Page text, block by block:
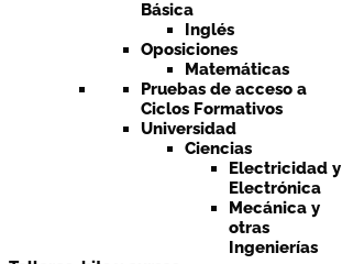
Básica
Inglés
Oposiciones
Matemáticas
Pruebas de acceso a
Ciclos Formativos
Universidad
Ciencias
Electricidad y
Electrónica
Mecánica y
otras
Ingenierías